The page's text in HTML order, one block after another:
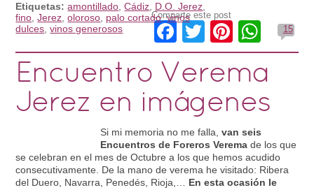
Etiquetas: amontillado ,Cádiz D.O. Jerez
fino ,Jerez ,oloroso palo cortado,vinos
dulces ,vinos generosos
Comparte este post
Facebook
Twitter 15
Encuentro Verema
Jerez en imágenes
Si mi memoria no me falla,van seis
Encuentros de Foreros Verema de los que
se celebran en el mes de Octubre a los que hemos acudido
consecutivamente. De la mano de verema he visitado: Ribera
del Duero, Navarra, Penedés, Rioja,… En esta ocasión le